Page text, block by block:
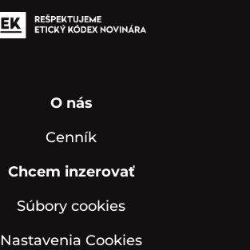
O nás
Cenník
Chcem inzerovať
Súbory cookies
Nastavenia Cookies